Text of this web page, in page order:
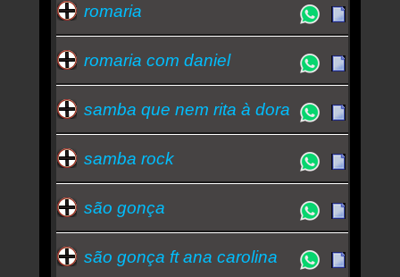
romaria
romaria com daniel
samba que nem rita à dora
samba rock
são gonça
são gonça ft ana carolina